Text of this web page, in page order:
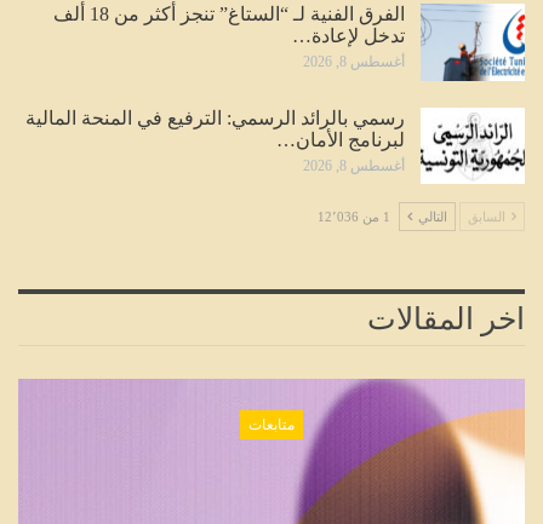
الفرق الفنية لـ “الستاغ” تنجز أكثر من 18 ألف
تدخل لإعادة…
أغسطس 8, 2026
رسمي بالرائد الرسمي: الترفيع في المنحة المالية
لبرنامج الأمان…
أغسطس 8, 2026
السابق التالي 1 من 12٬036
اخر المقالات
متابعات